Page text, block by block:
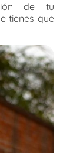
de tu
tienes que